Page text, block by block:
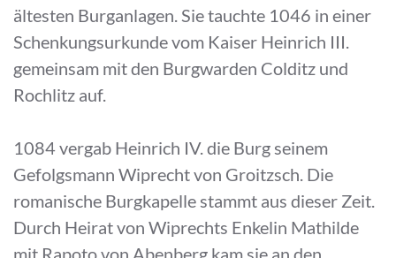
ältesten Burganlagen. Sie tauchte 1046 in einer
Schenkungsurkunde vom Kaiser Heinrich III.
gemeinsam mit den Burgwarden Colditz und
Rochlitz auf.
1084 vergab Heinrich IV. die Burg seinem
Gefolgsmann Wiprecht von Groitzsch. Die
romanische Burgkapelle stammt aus dieser Zeit.
Durch Heirat von Wiprechts Enkelin Mathilde
mit Rapoto von Abenberg kam sie an den